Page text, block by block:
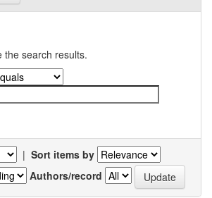
the search results.
| Sort items by
Authors/record